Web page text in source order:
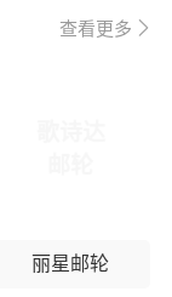
查看更多 
丽星邮轮